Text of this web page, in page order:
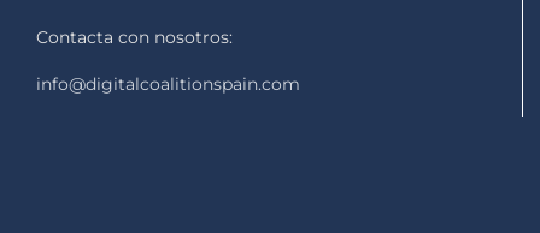
Contacta con nosotros:
info@digitalcoalitionspain.com